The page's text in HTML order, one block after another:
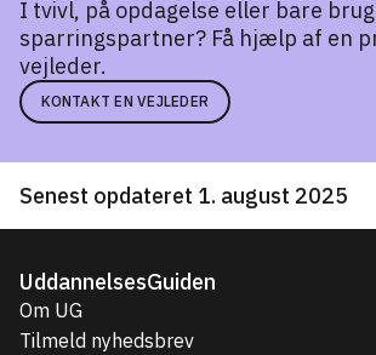
I tvivl, på opdagelse eller bare
sparringspartner? Få hjælp af en
vejleder.
KONTAKT EN VEJLEDER
Senest opdateret 1. august 2025
UddannelsesGuiden
Om UG
Tilmeld nyhedsbrev